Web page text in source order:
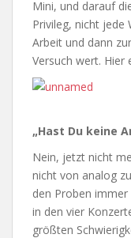
Mini, und darauf
Privileg, nicht jede
Arbeit und dann
Versuch wert. Hier
„Hast Du keine
Nein, jetzt nicht
nicht von analog
den Proben
in den vier
größten